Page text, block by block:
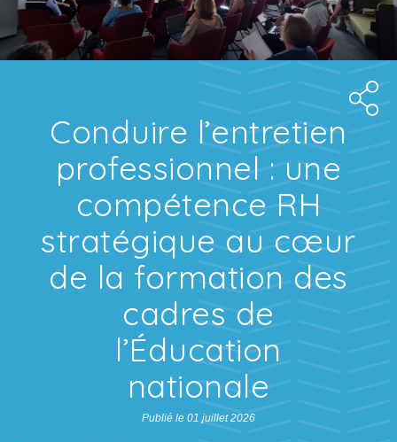
Conduire l’entretien
professionnel : une
compétence RH
stratégique au cœur
de la formation des
cadres de
l’Éducation
nationale
Publié le 01 juillet 2026